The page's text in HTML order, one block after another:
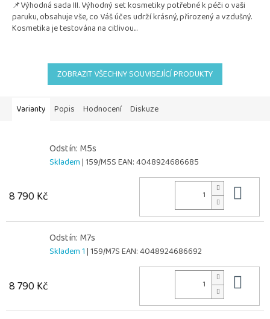
z
5
hvězdiček.
📌Výhodná sada III. Výhodný set kosmetiky potřebné k péči o vaši
paruku, obsahuje vše, co Váš účes udrží krásný, přirozený a vzdušný.
Kosmetika je testována na citlivou...
ZOBRAZIT VŠECHNY SOUVISEJÍCÍ PRODUKTY
Varianty Popis Hodnocení Diskuze
Odstín: M5s
Skladem| 159/M5SEAN:4048924686685
8 790 Kč
Odstín: M7s
Skladem 1| 159/M7SEAN:4048924686692
8 790 Kč